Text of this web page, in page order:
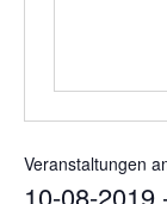
Veranstaltungen
10-08-2019